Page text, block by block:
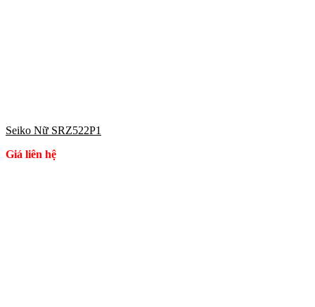
Seiko Nữ SRZ522P1
Giá liên hệ